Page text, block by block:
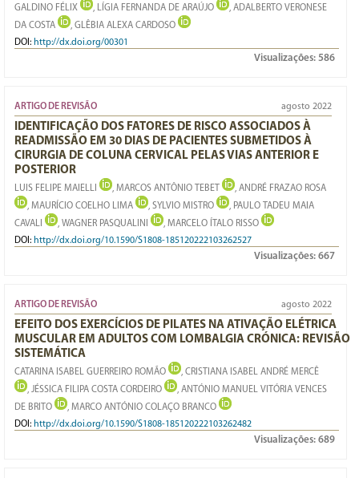
GALDINO FÉLIX , LÍGIA FERNANDA DE ARAÚJO
, ADALBERTO VERONESE
DA COSTA
, GLÊBIA ALEXA CARDOSO
DOI: http://dx.doi.org/00301
Visualizações: 586
ARTIGO DE REVISÃO agosto 2022
IDENTIFICAÇÃO DOS FATORES DE RISCO ASSOCIADOS À
READMISSÃO EM 30 DIAS DE PACIENTES SUBMETIDOS À
CIRURGIA DE COLUNA CERVICAL PELAS VIAS ANTERIOR E
POSTERIOR
LUIS FELIPE MAIELLI , MARCOS ANTÔNIO TEBET
, ANDRÉ FRAZAO ROSA
, MAURÍCIO COELHO LIMA
, SYLVIO MISTRO
, PAULO TADEU MAIA
CAVALI
, WAGNER PASQUALINI
, MARCELO ÍTALO RISSO
DOI: http://dx.doi.org/10.1590/S1808-185120222103262527
Visualizações: 667
ARTIGO DE REVISÃO agosto 2022
EFEITO DOS EXERCÍCIOS DE PILATES NA ATIVAÇÃO ELÉTRICA
MUSCULAR EM ADULTOS COM LOMBALGIA CRÓNICA: REVISÃO
SISTEMÁTICA
CATARINA ISABEL GUERREIRO ROMÃO
, CRISTIANA ISABEL ANDRÉ MERCÊ
, JÉSSICA FILIPA COSTA CORDEIRO
, ANTÓNIO MANUEL VITÓRIA VENCES
DE BRITO
, MARCO ANTÓNIO COLAÇO BRANCO
DOI: http://dx.doi.org/10.1590/S1808-185120222103262482
Visualizações: 689